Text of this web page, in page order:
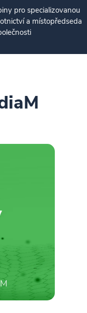
pro specializovanou
a místopředseda